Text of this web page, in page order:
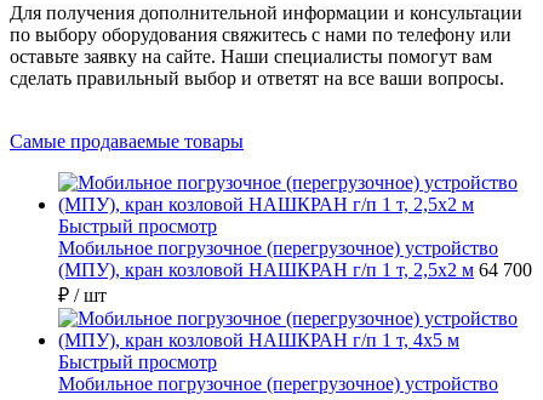
Для получения дополнительной информации и консультации
по выбору оборудования свяжитесь с нами по телефону или
оставьте заявку на сайте. Наши специалисты помогут вам
сделать правильный выбор и ответят на все ваши вопросы.
Самые продаваемые товары
Быстрый просмотр
Мобильное погрузочное (перегрузочное) устройство
(МПУ), кран козловой НАШКРАН г/п 1 т, 2,5х2 м 64 700
₽ / шт
Быстрый просмотр
Мобильное погрузочное (перегрузочное) устройство